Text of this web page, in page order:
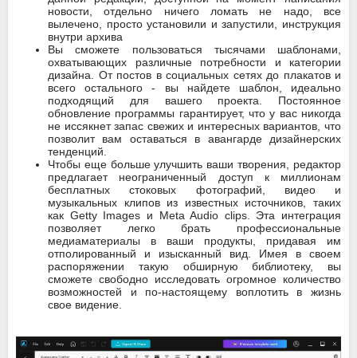
новости, отдельно ничего ломать не надо, все
вылечено, просто установили и запустили, инструкция
внутри архива
Вы сможете пользоваться тысячами шаблонами,
охватывающих различные потребности и категории
дизайна. От постов в социальных сетях до плакатов и
всего остального - вы найдете шаблон, идеально
подходящий для вашего проекта. Постоянное
обновление программы гарантирует, что у вас никогда
не иссякнет запас свежих и интересных вариантов, что
позволит вам оставаться в авангарде дизайнерских
тенденций.
Чтобы еще больше улучшить ваши творения, редактор
предлагает неограниченный доступ к миллионам
бесплатных стоковых фотографий, видео и
музыкальных клипов из известных источников, таких
как Getty Images и Meta Audio clips. Эта интеграция
позволяет легко брать профессиональные
медиаматериалы в ваши продукты, придавая им
отполированный и изысканный вид. Имея в своем
распоряжении такую обширную библиотеку, вы
сможете свободно исследовать огромное количество
возможностей и по-настоящему воплотить в жизнь
свое видение.